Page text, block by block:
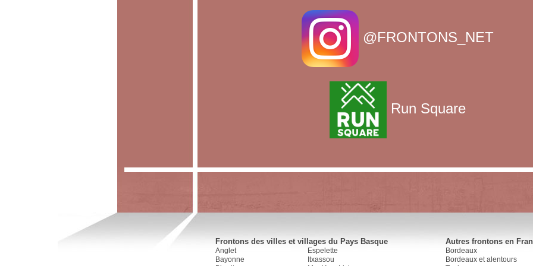
@FRONTONS_NET
Run Square
Frontons des villes et villages du Pays Basque
Anglet
Bayonne
Espelette
Itxassou
Autres frontons en
Bordeaux
Bordeaux et alentours